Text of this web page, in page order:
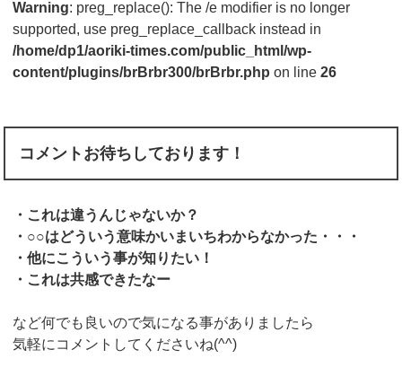
Warning: preg_replace(): The /e modifier is no longer
supported, use preg_replace_callback instead in
/home/dp1/aoriki-times.com/public_html/wp-
content/plugins/brBrbr300/brBrbr.php on line26
コメントお待ちしております！
・これは違うんじゃないか？
・○○はどういう意味かいまいちわからなかった・・・
・他にこういう事が知りたい！
・これは共感できたなー
など何でも良いので気になる事がありましたら
気軽にコメントしてくださいね(^^)